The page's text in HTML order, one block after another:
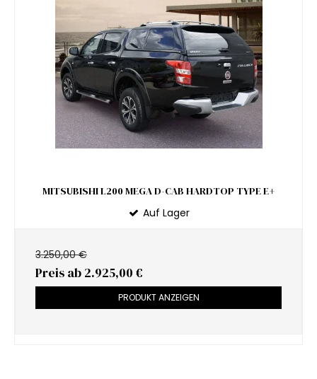
MITSUBISHI L200 MEGA D-CAB HARDTOP TYPE E+
Auf Lager
3.250,00 €
Preis ab 2.925,00 €
PRODUKT ANZEIGEN